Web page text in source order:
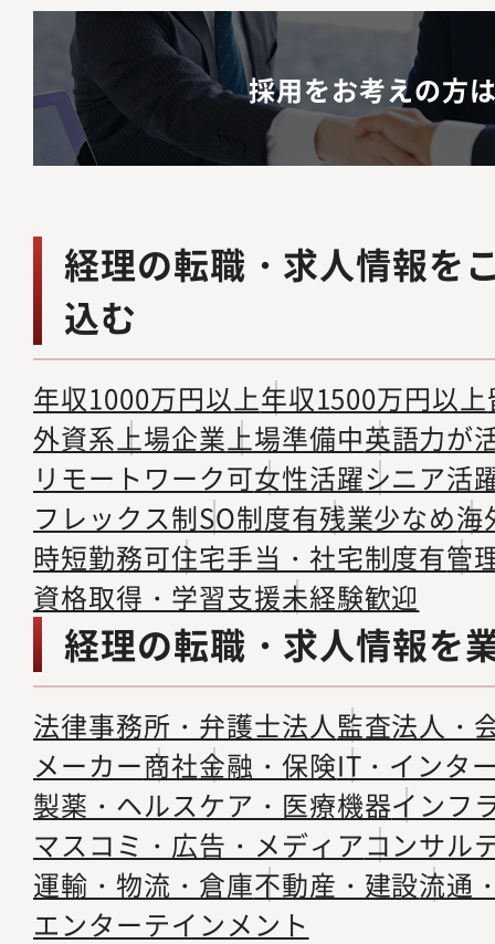
採用をお考えの方
経理の転職・求人情報を
込む
年収1000万円以上年収1500万円以上
外資系上場企業上場準備中英語力が
リモートワーク可女性活躍シニア活
フレックス制SO制度有残業少なめ海
時短勤務可住宅手当・社宅制度有管
資格取得・学習支援未経験歓迎
経理の転職・求人情報を
法律事務所・弁護士法人監査法人・
メーカー商社金融・保険IT・インタ
製薬・ヘルスケア・医療機器インフ
マスコミ・広告・メディアコンサル
運輸・物流・倉庫不動産・建設流通
エンターテインメント